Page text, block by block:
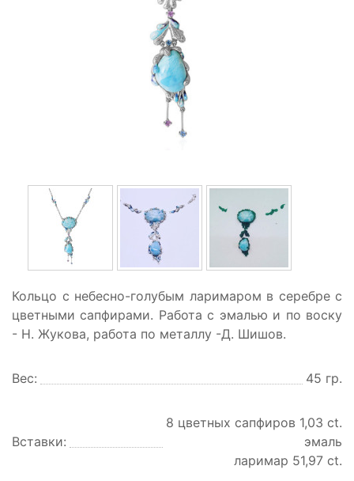
Кольцо с небесно-голубым ларимаром в серебре с
цветными сапфирами. Работа с эмалью и по воску
- Н. Жукова, работа по металлу -Д. Шишов.
Вес: 45 гр.
Вставки:
8 цветных сапфиров 1,03 ct.
эмаль
ларимар 51,97 ct.